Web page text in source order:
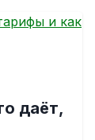
даёт,